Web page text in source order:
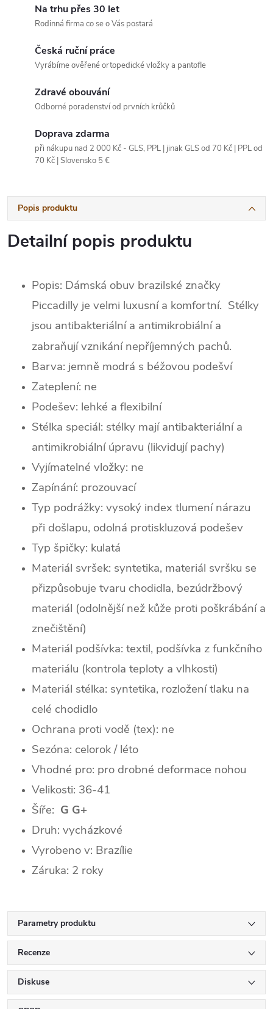
Na trhu přes 30 let
Rodinná firma co se o Vás postará
Česká ruční práce
Vyrábíme ověřené ortopedické vložky a pantofle
Zdravé obouvání
Odborné poradenství od prvních krůčků
Doprava zdarma
při nákupu nad 2 000 Kč - GLS, PPL | jinak GLS od 70 Kč | PPL od
70 Kč | Slovensko 5 €
Popis produktu
Detailní popis produktu
Popis: Dámská obuv brazilské značky
Piccadilly je velmi luxusní a komfortní. Stélky
jsou antibakteriální a antimikrobiální a
zabraňují vznikání nepříjemných pachů.
Barva: jemně modrá s béžovou podešví
Zateplení: ne
Podešev: lehké a flexibilní
Stélka speciál: stélky mají antibakteriální a
antimikrobiální úpravu (likvidují pachy)
Vyjímatelné vložky: ne
Zapínání: prozouvací
Typ podrážky: vysoký index tlumení nárazu
při došlapu, odolná protiskluzová podešev
Typ špičky: kulatá
Materiál svršek: syntetika, materiál svršku se
přizpůsobuje tvaru chodidla, bezúdržbový
materiál (odolnější než kůže proti poškrábání a
znečištění)
Materiál podšívka: textil, podšívka z funkčního
materiálu (kontrola teploty a vlhkosti)
Materiál stélka: syntetika, rozložení tlaku na
celé chodidlo
Ochrana proti vodě (tex): ne
Sezóna: celorok / léto
Vhodné pro: pro drobné deformace nohou
Velikosti: 36-41
Šíře: G G+
Druh: vycházkové
Vyrobeno v: Brazílie
Záruka: 2 roky
Parametry produktu
Recenze
Diskuse